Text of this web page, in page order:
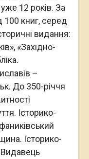
12 років. За
100 книг, серед
видання:
«Західно-
–
До 350-річчя
Історико-
Історико-
Видавець